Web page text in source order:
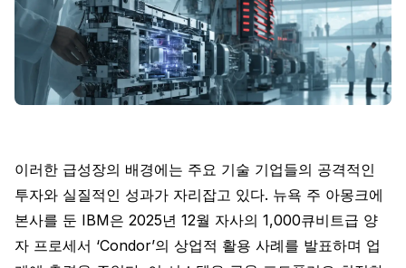
이러한 급성장의 배경에는 주요 기술 기업들의 공격적인
투자와 실질적인 성과가 자리잡고 있다. 뉴욕 주 아몽크에
본사를 둔 IBM은 2025년 12월 자사의 1,000큐비트급 양
자 프로세서 ‘Condor’의 상업적 활용 사례를 발표하며 업